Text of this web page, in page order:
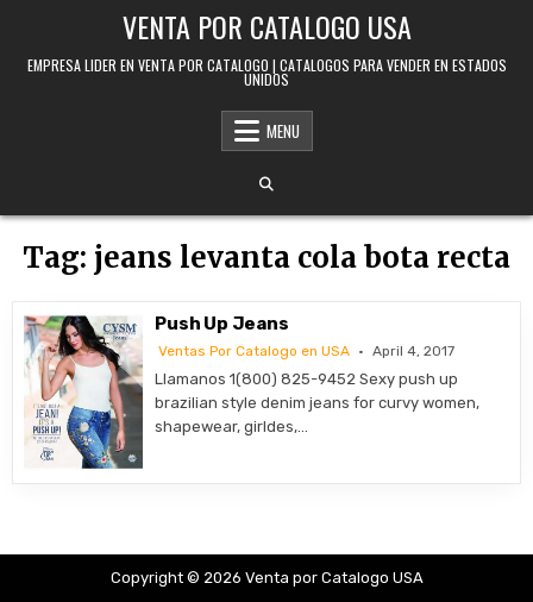
VENTA POR CATALOGO USA
EMPRESA LIDER EN VENTA POR CATALOGO | CATALOGOS PARA VENDER EN ESTADOS
UNIDOS
MENU
Tag: jeans levanta cola bota recta
Push Up Jeans
Ventas Por Catalogo en USA April 4, 2017
Llamanos 1(800) 825-9452 Sexy push up
brazilian style denim jeans for curvy women,
shapewear, girldes,…
Copyright © 2026 Venta por Catalogo USA